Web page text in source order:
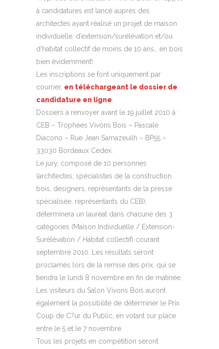
à candidatures est lancé auprès des
architectes ayant réalisé un projet de maison
individuelle, d’extension/surélévation et/ou
d’habitat collectif de moins de 10 ans… en bois
bien évidemment!
Les inscriptions se font uniquement par
courrier, en téléchargeant le dossier de
candidature en ligne
Dossiers à renvoyer avant le 19 juillet 2010 à :
CEB – Trophées Vivons Bois – Pascale
Diacono – Rue Jean Samazeuilh – BP55 –
33030 Bordeaux Cedex.
Le jury, composé de 10 personnes
(architectes, spécialistes de la construction
bois, designers, représentants de la presse
spécialisée, représentants du CEB),
déterminera un lauréat dans chacune des 3
catégories (Maison Individuelle / Extension-
Surélévation / Habitat collectif) courant
septembre 2010. Les résultats seront
proclamés lors de la remise des prix, qui se
tiendra le lundi 8 novembre en fin de matinée.
Les visiteurs du Salon Vivons Bois auront
également la possibilité de déterminer le Prix
Coup de C?ur du Public, en votant sur place
entre le 5 et le 7 novembre.
Tous les projets en compétition seront